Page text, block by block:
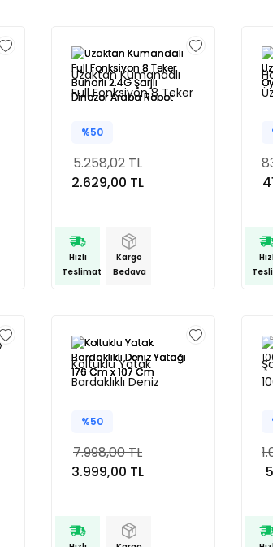
Uzaktan Kumandalı
Full Fonksiyon 8 Teker
Dinozor Araba Robot
%50
5.258,02 TL
2.629,00 TL
Hızlı
Teslimat
Kargo
Bedava
Koltuklu Yatak
Bardaklıklı Deniz
Cm
%50
7.998,00 TL
3.999,00 TL